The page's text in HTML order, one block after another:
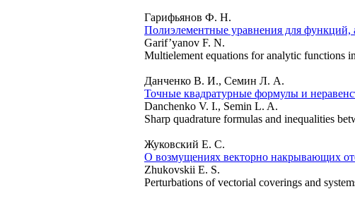
Гарифьянов Ф. Н.
Полиэлементные уравнения для функций,
Garif’yanov F. N.
Multielement equations for analytic functions
Данченко В. И., Семин Л. А.
Точные квадратурные формулы и
Danchenko V. I., Semin L. A.
Sharp quadrature formulas and inequalities
Жуковский Е. С.
О возмущениях векторно накрывающих
Zhukovskii E. S.
Perturbations of vectorial coverings and